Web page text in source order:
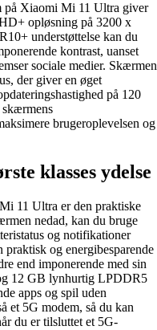
Xiaomi Mi 11 Ultra giver
opløsning på 3200 x
understøttelse kan du
kontrast, uanset
sociale medier. Skærmen
der giver en øget
på 120
brugeroplevelsen og
klasses ydelse
11 Ultra er den praktiske
nedad, kan du bruge
og notifikationer
og energibesparende
end imponerende med sin
12 GB lynhurtig LPDDR5
apps og spil uden
et 5G modem, så du kan
du er tilsluttet et 5G-